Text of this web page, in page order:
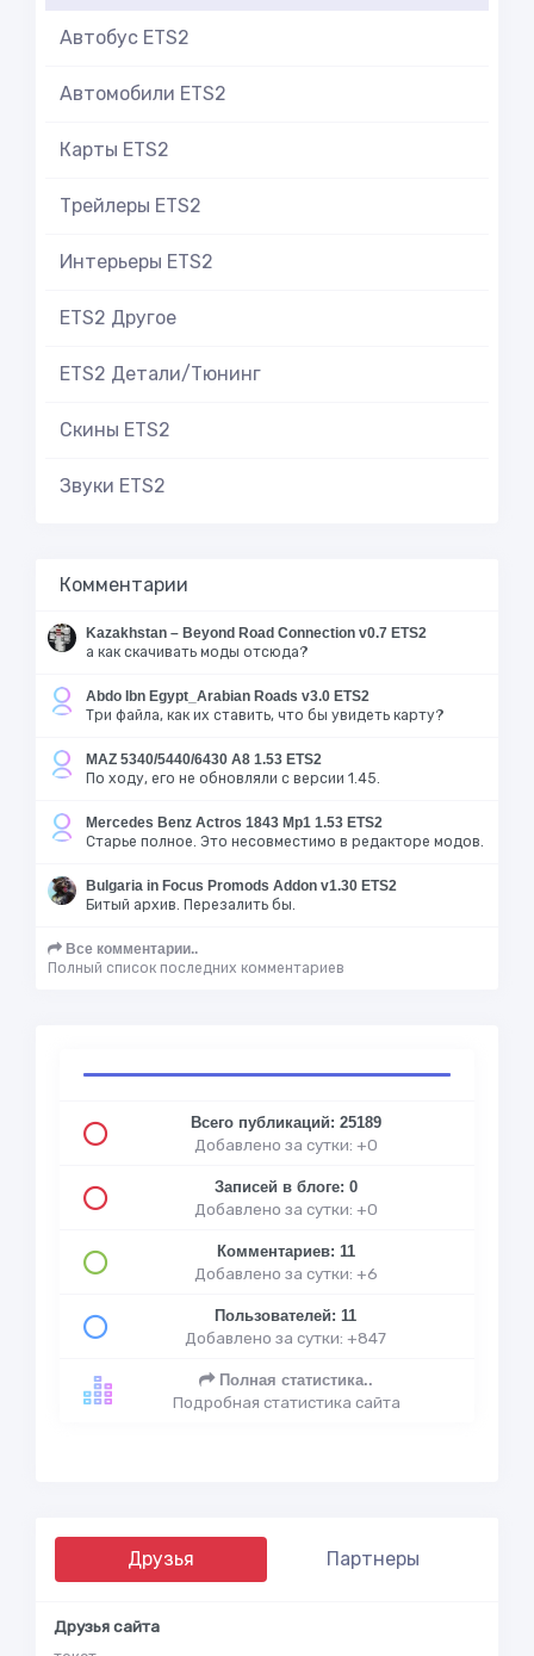
Автобус ETS2
Автомобили ETS2
Карты ETS2
Трейлеры ETS2
Интерьеры ETS2
ETS2 Другое
ETS2 Детали/Тюнинг
Скины ETS2
Звуки ETS2
Комментарии
Kazakhstan – Beyond Road Connection v0.7 ETS2
а как скачивать моды отсюда?
Abdo Ibn Egypt_Arabian Roads v3.0 ETS2
Три файла, как их ставить, что бы увидеть карту?
MAZ 5340/5440/6430 A8 1.53 ETS2
По ходу, его не обновляли с версии 1.45.
Mercedes Benz Actros 1843 Mp1 1.53 ETS2
Старье полное. Это несовместимо в редакторе модов.
Bulgaria in Focus Promods Addon v1.30 ETS2
Битый архив. Перезалить бы.
Все комментарии..
Полный список последних комментариев
Всего публикаций: 25189
Добавлено за сутки: +0
Записей в блоге: 0
Добавлено за сутки: +0
Комментариев: 11
Добавлено за сутки: +6
Пользователей: 11
Добавлено за сутки: +847
Полная статистика..
Подробная статистика сайта
Друзья Партнеры
Друзья сайта